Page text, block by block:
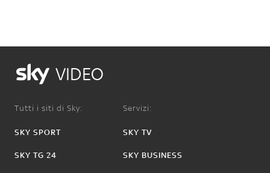
VIDEO
Tutti i siti di Sky:
SKY SPORT
SKY TG 24
Servizi:
SKY TV
SKY BUSINESS